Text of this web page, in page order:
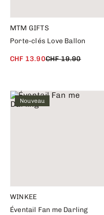
MTM GIFTS
Porte-clés Love Ballon
CHF 13.90CHF 19.90
Nouveau
WINKEE
Éventail Fan me Darling